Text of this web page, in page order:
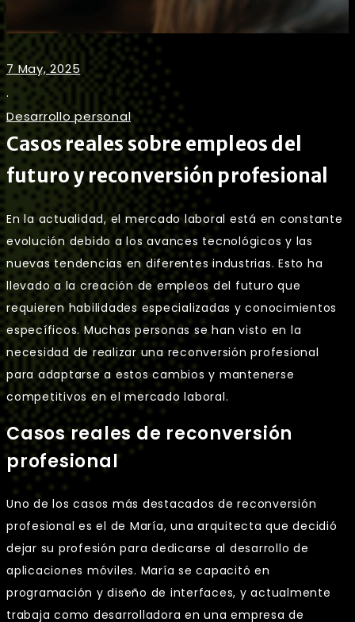
7 May, 2025
.
Desarrollo personal
Casos reales sobre empleos del
futuro y reconversión profesional
En la actualidad, el mercado laboral está en constante
evolución debido a los avances tecnológicos y las
nuevas tendencias en diferentes industrias. Esto ha
llevado a la creación de empleos del futuro que
requieren habilidades especializadas y conocimientos
específicos. Muchas personas se han visto en la
necesidad de realizar una reconversión profesional
para adaptarse a estos cambios y mantenerse
competitivos en el mercado laboral.
Casos reales de reconversión
profesional
Uno de los casos más destacados de reconversión
profesional es el de María, una arquitecta que decidió
dejar su profesión para dedicarse al desarrollo de
aplicaciones móviles. María se capacitó en
programación y diseño de interfaces, y actualmente
trabaja como desarrolladora en una empresa de